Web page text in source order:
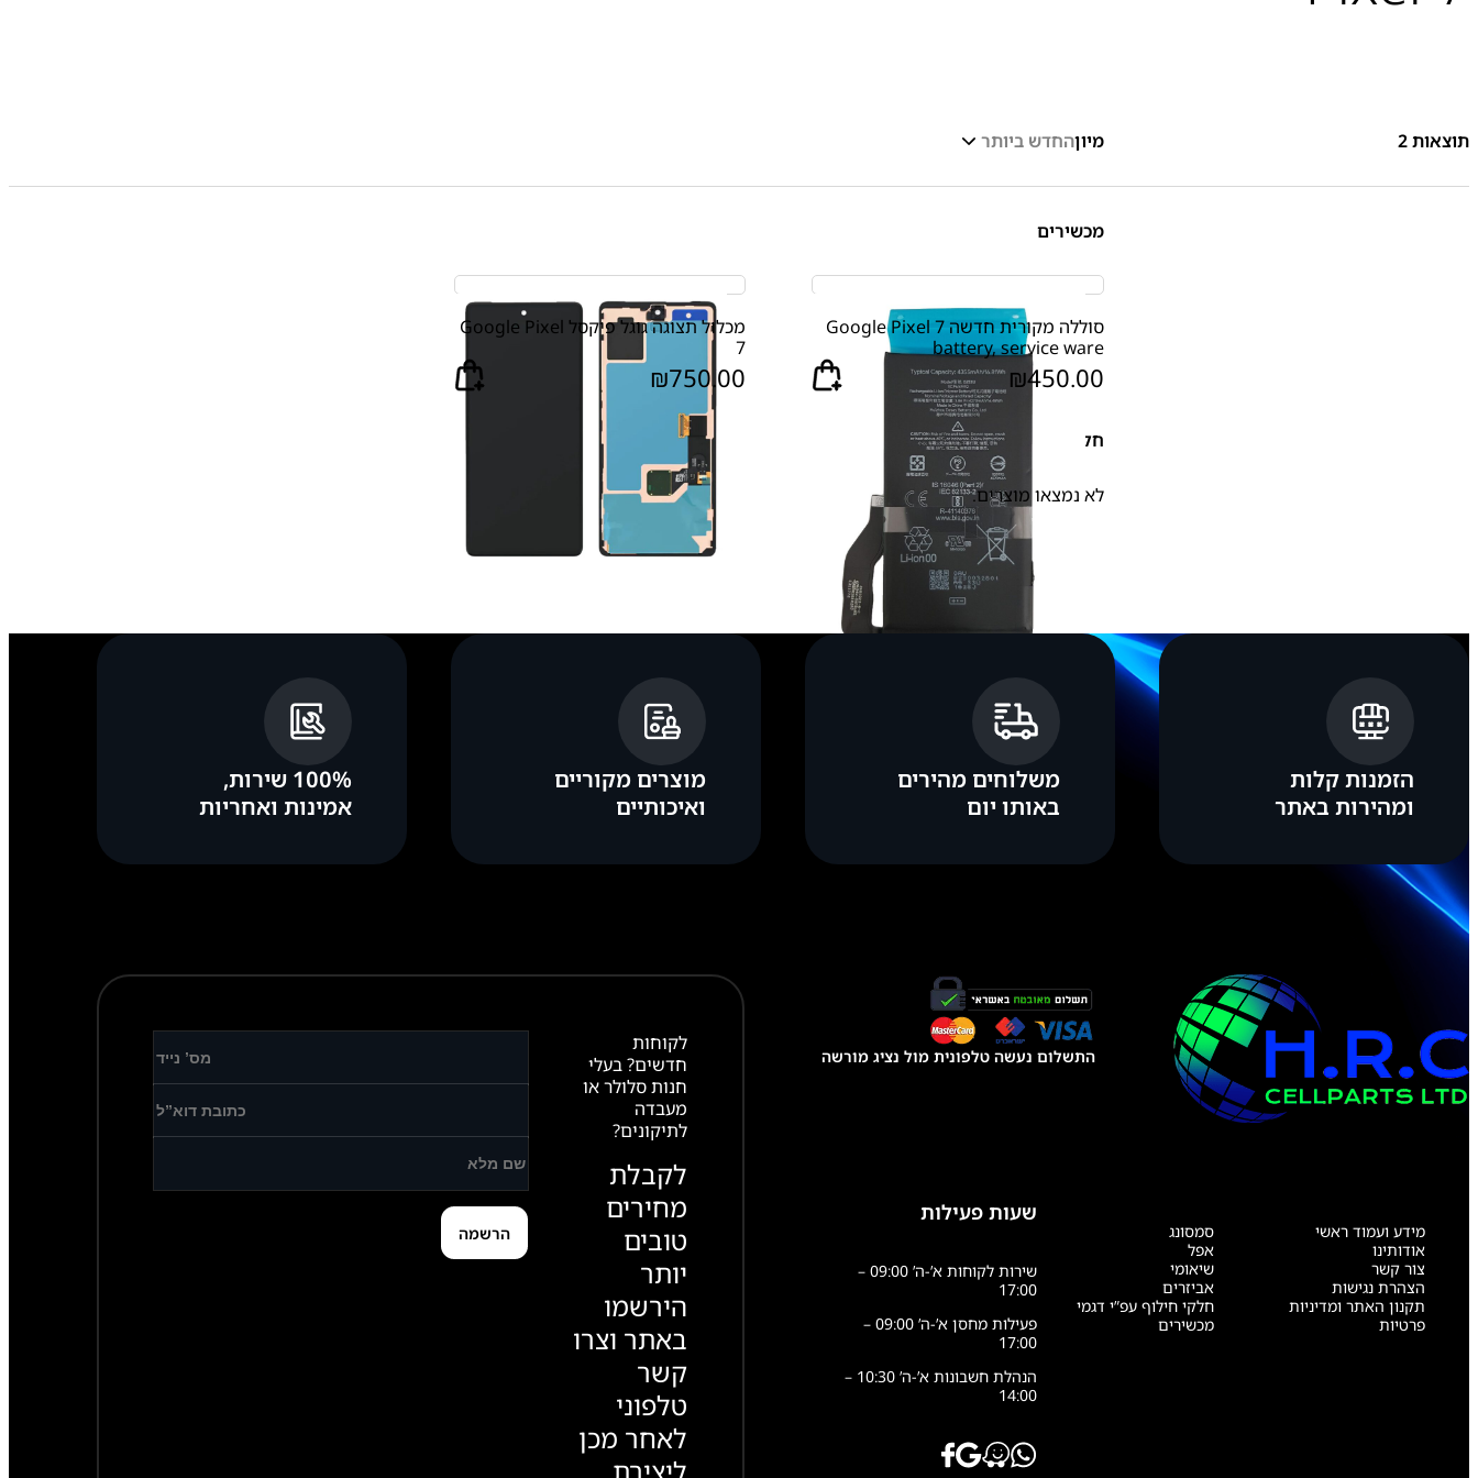
תוצאות2 מיוןהחדש ביותר
מכשירים
סוללה מקורית חדשה Google Pixel 7
battery, service ware
₪450.00
מכלול תצוגה גוגל פיקסל Google Pixel
7
₪750.00
חלקי חילוף
לא נמצאו מוצרים.
הזמנות קלות
ומהירות באתר
משלוחים מהירים
באותו יום
מוצרים מקוריים
ואיכותיים
100% שירות,
אמינות ואחריות
התשלום נעשה טלפונית מול נציג מורשה
לקוחות
חדשים? בעלי
חנות סלולר או
מעבדה
לתיקונים?
לקבלת
מחירים
טובים
יותר
הירשמו
באתר וצרו
קשר
טלפוני
לאחר מכן
מידע ועמוד ראשי
אודותינו
צור קשר
הצהרת נגישות
תקנון האתר ומדיניות
פרטיות
סמסונג
אפל
שיאומי
אביזרים
חלקי חילוף עפ”י דגמי
מכשירים
שעות פעילות
שירות לקוחות א’-ה’ 09:00 –
17:00
פעילות מחסן א’-ה’ 09:00 –
17:00
הנהלת חשבונות א’-ה’ 10:30 –
14:00